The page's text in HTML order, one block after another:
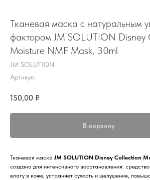
Тканевая маска с натуральным
фактором JM SOLUTION Disney
Moisture NMF Mask, 30ml
JM SOLUTION
Артикул:
150,00 ₽
В корзину
Тканевая маска JM SOLUTION Disney Collection
создана для интенсивного восстановления:
влагу в коже, устраняет сухость и шелушение,